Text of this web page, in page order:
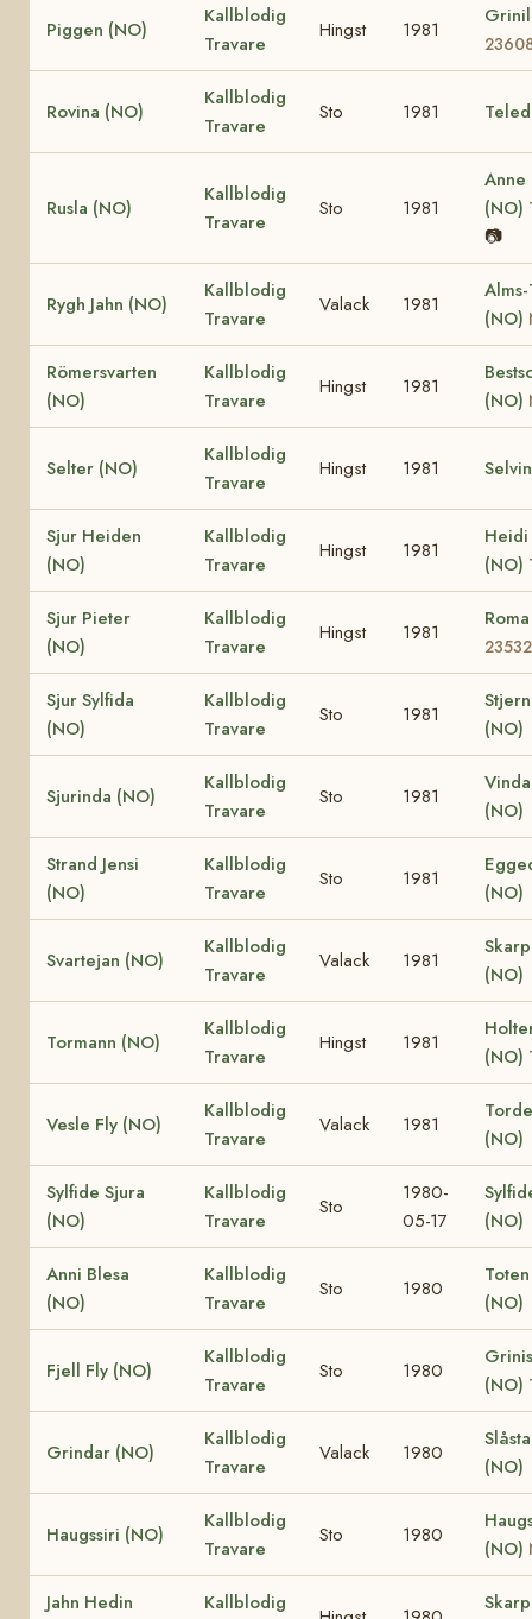
Piggen (NO)
Kallblodig
Travare
Hingst 1981
Rovina (NO)
Kallblodig
Travare
Sto 1981
Rusla (NO)
Kallblodig
Travare
Sto 1981
Anne
(NO)
📷
Rygh Jahn (NO)
Kallblodig
Travare
Valack 1981
(NO)
Römersvarten
(NO)
Kallblodig
Travare
Hingst 1981
(NO)
Selter (NO)
Kallblodig
Travare
Hingst 1981
Sjur Heiden
(NO)
Kallblodig
Travare
Hingst 1981
Heidi
(NO)
Sjur Pieter
(NO)
Kallblodig
Travare
Hingst 1981
23532
Sjur Sylfida
(NO)
Kallblodig
Travare
Sto 1981
(NO)
Sjurinda (NO)
Kallblodig
Travare
Sto 1981
(NO)
Strand Jensi
(NO)
Kallblodig
Travare
Sto 1981
(NO)
Svartejan (NO)
Kallblodig
Travare
Valack 1981
(NO)
Tormann (NO)
Kallblodig
Travare
Hingst 1981
(NO)
Vesle Fly (NO)
Kallblodig
Travare
Valack 1981
(NO)
Sylfide Sjura
(NO)
Kallblodig
Travare
Sto
1980-
05-17
(NO)
Anni Blesa
(NO)
Kallblodig
Travare
Sto 1980
(NO)
Fjell Fly (NO)
Kallblodig
Travare
Sto 1980
(NO)
Grindar (NO)
Kallblodig
Travare
Valack 1980
(NO)
Haugssiri (NO)
Kallblodig
Travare
Sto 1980
(NO)
Jahn Hedin
Kallblodig